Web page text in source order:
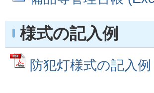
様式の記入例
防犯灯様式の記入